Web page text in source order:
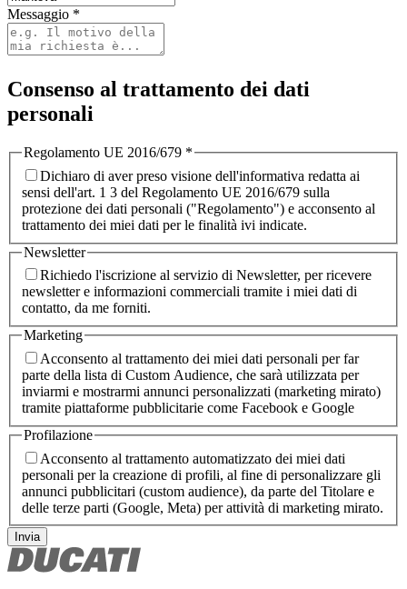
Messaggio *
Consenso al trattamento dei dati
personali
Regolamento UE 2016/679 *
Dichiaro di aver preso visione dell'informativa redatta ai
sensi dell'art. 1 3 del Regolamento UE 2016/679 sulla
protezione dei dati personali ("Regolamento") e acconsento al
trattamento dei miei dati per le finalità ivi indicate.
Newsletter
Richiedo l'iscrizione al servizio di Newsletter, per ricevere
newsletter e informazioni commerciali tramite i miei dati di
contatto, da me forniti.
Marketing
Acconsento al trattamento dei miei dati personali per far
parte della lista di Custom Audience, che sarà utilizzata per
inviarmi e mostrarmi annunci personalizzati (marketing mirato)
tramite piattaforme pubblicitarie come Facebook e Google
Profilazione
Acconsento al trattamento automatizzato dei miei dati
personali per la creazione di profili, al fine di personalizzare gli
annunci pubblicitari (custom audience), da parte del Titolare e
delle terze parti (Google, Meta) per attività di marketing mirato.
Invia